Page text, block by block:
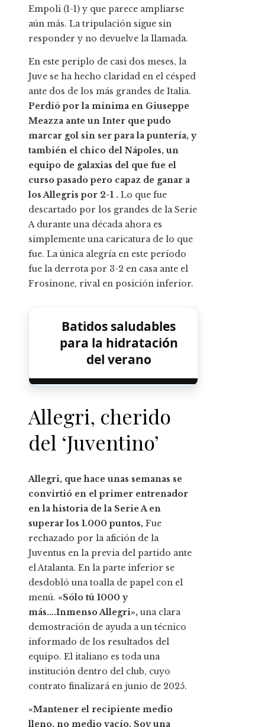
Empoli (1-1) y que parece ampliarse
aún más. La tripulación sigue sin
responder y no devuelve la llamada.
En este periplo de casi dos meses, la
Juve se ha hecho claridad en el césped
ante dos de los más grandes de Italia.
Perdió por la mínima en Giuseppe
Meazza ante un Inter que pudo
marcar gol sin ser para la puntería, y
también el chico del Nápoles, un
equipo de galaxias del que fue el
curso pasado pero capaz de ganar a
los Allegris por 2-1 . Lo que fue
descartado por los grandes de la Serie
A durante una década ahora es
simplemente una caricatura de lo que
fue. La única alegría en este período
fue la derrota por 3-2 en casa ante el
Frosinone, rival en posición inferior.
Batidos saludables
para la hidratación
del verano
Allegri, cherido
del ‘Juventino’
Allegri, que hace unas semanas se
convirtió en el primer entrenador
en la historia de la Serie A en
superar los 1.000 puntos, Fue
rechazado por la afición de la
Juventus en la previa del partido ante
el Atalanta. En la parte inferior se
desdobló una toalla de papel con el
menú. «Sólo tú 1000 y
más….Inmenso Allegri», una clara
demostración de ayuda a un técnico
informado de los resultados del
equipo. El italiano es toda una
institución dentro del club, cuyo
contrato finalizará en junio de 2025.
«Mantener el recipiente medio
lleno, no medio vacío. Soy una